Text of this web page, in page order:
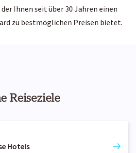
Ihnen seit über 30 Jahren einen
zu bestmöglichen Preisen bietet.
Reiseziele
Hotels